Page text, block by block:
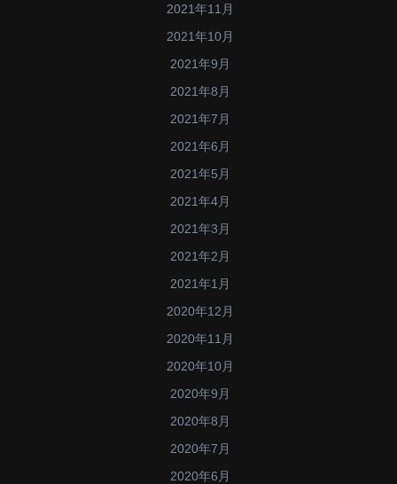
2021年11月
2021年10月
2021年9月
2021年8月
2021年7月
2021年6月
2021年5月
2021年4月
2021年3月
2021年2月
2021年1月
2020年12月
2020年11月
2020年10月
2020年9月
2020年8月
2020年7月
2020年6月